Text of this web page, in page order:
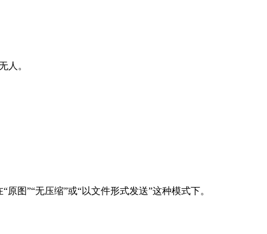
人。
图”“无压缩”或“以文件形式发送”这种模式下。